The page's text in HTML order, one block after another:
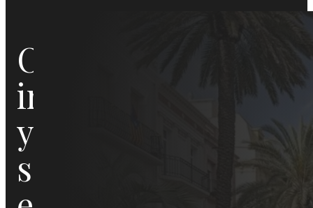
Obra
integral
y
servicios
reparación de cubiertas y